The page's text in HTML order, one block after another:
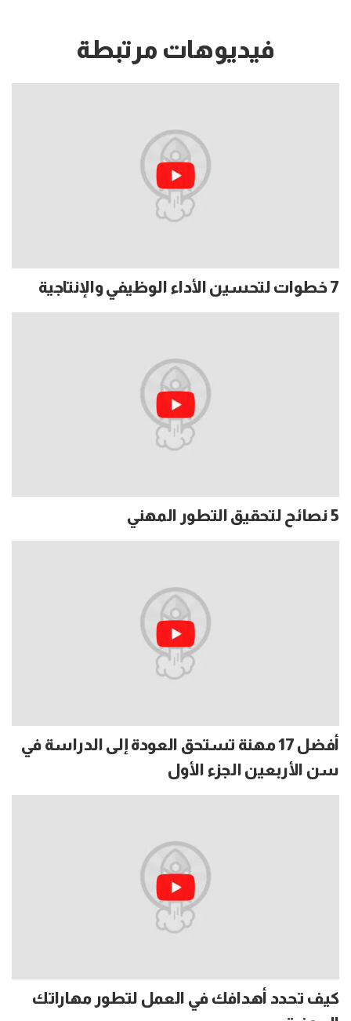
فيديوهات مرتبطة
7 خطوات لتحسين الأداء الوظيفي والإنتاجية
5 نصائح لتحقيق التطور المهني
أفضل 17 مهنة تستحق العودة إلى الدراسة في
سن الأربعين الجزء الأول
كيف تحدد أهدافك في العمل لتطور مهاراتك